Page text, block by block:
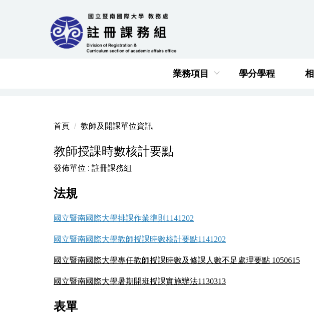
業務項目 學分學程
首頁 教師及開課單位資訊
教師授課時數核計要點
發佈單位 : 註冊課務組
法規
國立暨南國際大學排課作業準則1141202
國立暨南國際大學教師授課時數核計要點1141202
國立暨南國際大學專任教師授課時數及修課人數不足處理要點 1050615
國立暨南國際大學暑期開班授課實施辦法1130313
表單